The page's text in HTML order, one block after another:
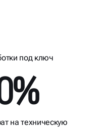
под ключ
на техническую